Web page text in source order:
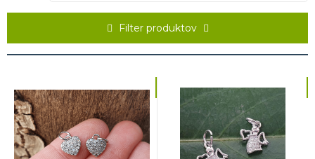
náramkoch najlepšie vyniknú s malými 4 mm korálkami z drahých
kameňov. Elastiský silón na výrobu takýchto šperkov treba tenší ako
Filter produktov